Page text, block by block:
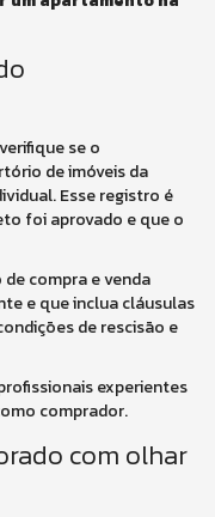
se o
de imóveis da
Esse registro é
foi aprovado e que o
compra e venda
e que inclua cláusulas
de rescisão e
experientes
comprador.
com olhar